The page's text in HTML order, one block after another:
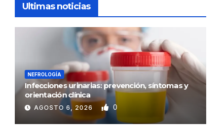
Ultimas noticias
NEFROLOGÍA
Infecciones urinarias: prevención, síntomas y
orientación clínica
AGOSTO 6, 2026 0